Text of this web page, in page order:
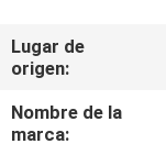
NOSOTROS
VIAJE
Lugar de
origen:
Nombre de la
marca: